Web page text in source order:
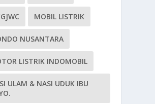
MOBIL LISTRIK
NUSANTARA
LISTRIK INDOMOBIL
ULAM & NASI UDUK IBU